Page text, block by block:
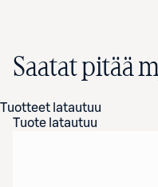
Saatat pitää
Tuotteet latautuu
Tuote latautuu